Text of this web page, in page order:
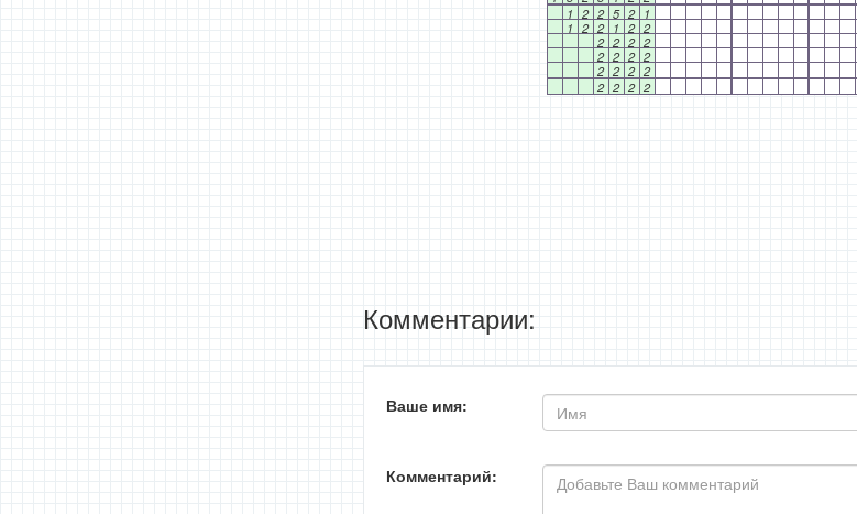
1 2 2 5 2
1
1 2 2 1 2 2
2 2 2 2
2 2 2 2
2 2 2 2
2 2 2 2
Комментарии:
Ваше имя:
Комментарий: